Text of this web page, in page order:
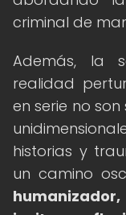
criminal de
Además, la
realidad
en serie no
historias y
un camino